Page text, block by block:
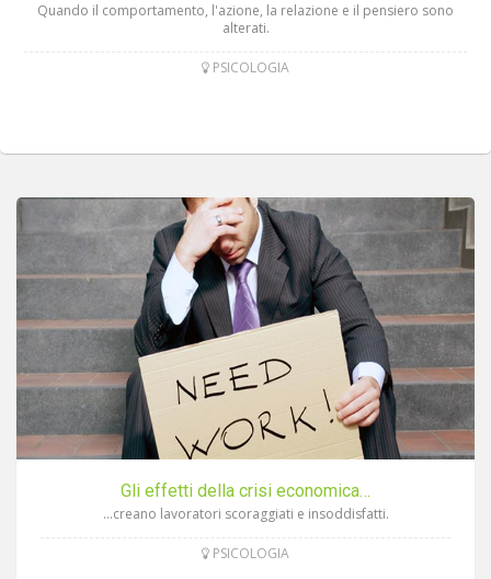
Quando il comportamento, l'azione, la relazione e il pensiero sono
alterati.
PSICOLOGIA
Gli effetti della crisi economica…
…creano lavoratori scoraggiati e insoddisfatti.
PSICOLOGIA